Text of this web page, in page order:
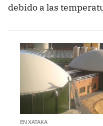
debido a las
EN XATAKA